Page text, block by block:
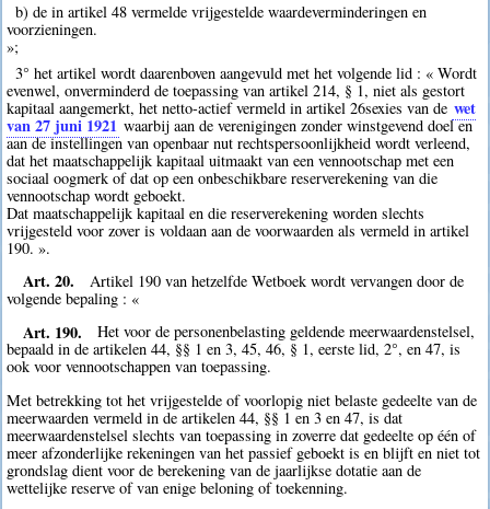
b) de in artikel 48 vermelde vrijgestelde waardeverminderingen en
voorzieningen.
»;
3° het artikel wordt daarenboven aangevuld met het volgende lid : « Wordt
evenwel, onverminderd de toepassing van artikel 214, § 1, niet als gestort
kapitaal aangemerkt, het netto-actief vermeld in artikel 26sexies van de wet
van 27 juni 1921 waarbij aan de verenigingen zonder winstgevend doel en
aan de instellingen van openbaar nut rechtspersoonlijkheid wordt verleend,
dat het maatschappelijk kapitaal uitmaakt van een vennootschap met een
sociaal oogmerk of dat op een onbeschikbare reserverekening van die
vennootschap wordt geboekt.
Dat maatschappelijk kapitaal en die reserverekening worden slechts
vrijgesteld voor zover is voldaan aan de voorwaarden als vermeld in artikel
190. ».
Art. 20.
Artikel 190 van hetzelfde Wetboek wordt vervangen door de
volgende bepaling : «
Art. 190.
Het voor de personenbelasting geldende meerwaardenstelsel,
bepaald in de artikelen 44, §§ 1 en 3, 45, 46, § 1, eerste lid, 2°, en 47, is
ook voor vennootschappen van toepassing.
Met betrekking tot het vrijgestelde of voorlopig niet belaste gedeelte van de
meerwaarden vermeld in de artikelen 44, §§ 1 en 3 en 47, is dat
meerwaardenstelsel slechts van toepassing in zoverre dat gedeelte op één of
meer afzonderlijke rekeningen van het passief geboekt is en blijft en niet tot
grondslag dient voor de berekening van de jaarlijkse dotatie aan de
wettelijke reserve of van enige beloning of toekenning.